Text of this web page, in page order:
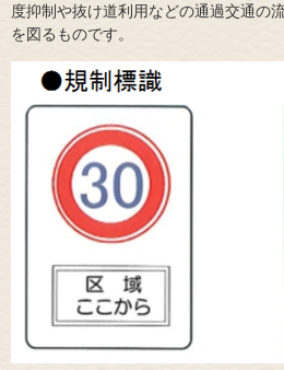
度抑制や抜け道利用などの通過交通の
を図るものです。